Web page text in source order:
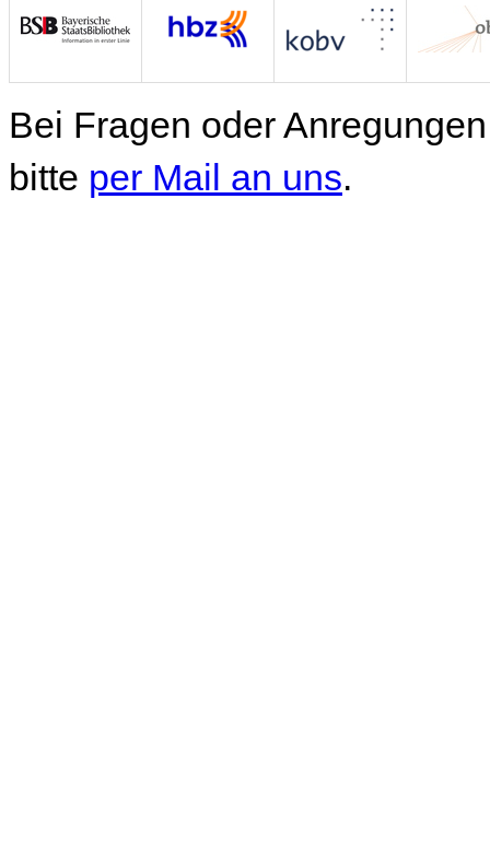
Bei Fragen oder
bitte per Mail an uns.